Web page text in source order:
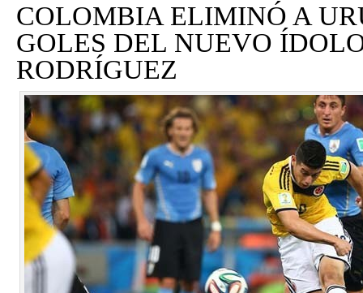
COLOMBIA ELIMINÓ A
GOLES DEL NUEVO
RODRÍGUEZ